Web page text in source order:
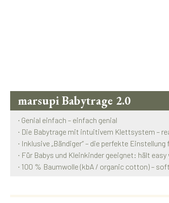
marsupi Babytrage 2.0
· Genial einfach – einfach genial
· Die Babytrage mit intuitivem Klettsystem –
· Inklusive „Bändiger“ – die perfekte
· Für Babys und Kleinkinder geeignet: hält easy
· 100 % Baumwolle (kbA / organic cotton) –